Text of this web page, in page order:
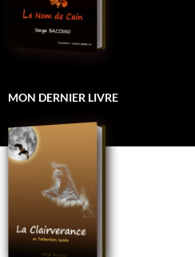
MON DERNIER LIVRE